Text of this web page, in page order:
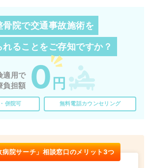
骨院で交通事故施術を
れることをご存知ですか？
適用で
負担額
0 円
併院可 無料電話カウンセリング
病院サーチ」相談窓口のメリット3つ